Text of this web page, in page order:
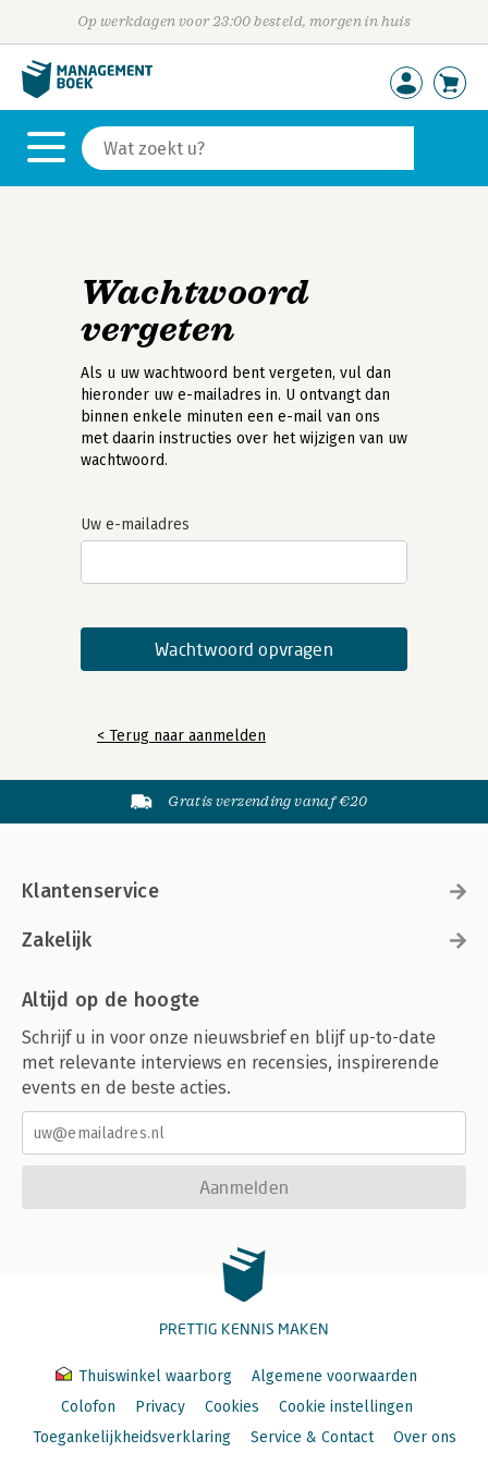
Op werkdagen voor 23:00 besteld, morgen in huis
Wachtwoord
vergeten
Als u uw wachtwoord bent vergeten, vul dan
hieronder uw e-mailadres in. U ontvangt dan
binnen enkele minuten een e-mail van ons
met daarin instructies over het wijzigen van uw
wachtwoord.
Uw e-mailadres
< Terug naar aanmelden
Gratis verzending vanaf €20
Klantenservice
Zakelijk
Altijd op de hoogte
Schrijf u in voor onze nieuwsbrief en blijf up-to-date
met relevante interviews en recensies, inspirerende
events en de beste acties.
Aanmelden
PRETTIG KENNIS MAKEN
Thuiswinkel waarborg
Algemene voorwaarden
Colofon
Privacy Cookies
Cookie instellingen
Toegankelijkheidsverklaring
Service & Contact Over ons